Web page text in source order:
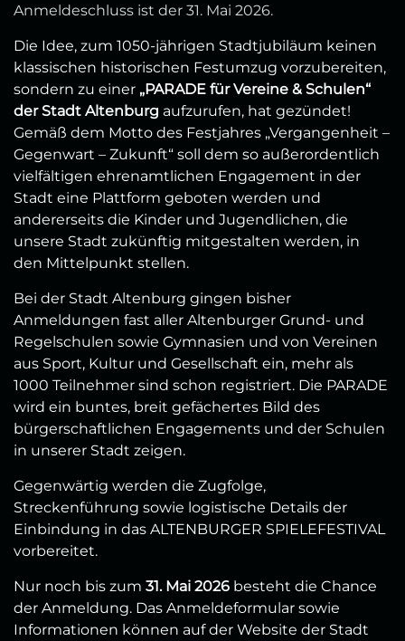
Anmeldeschluss ist der 31. Mai 2026.
Die Idee, zum 1050-jährigen Stadtjubiläum keinen
klassischen historischen Festumzug vorzubereiten,
sondern zu einer „PARADE für Vereine & Schulen“
der Stadt Altenburg aufzurufen, hat gezündet!
Gemäß dem Motto des Festjahres „Vergangenheit –
Gegenwart – Zukunft“ soll dem so außerordentlich
vielfältigen ehrenamtlichen Engagement in der
Stadt eine Plattform geboten werden und
andererseits die Kinder und Jugendlichen, die
unsere Stadt zukünftig mitgestalten werden, in
den Mittelpunkt stellen.
Bei der Stadt Altenburg gingen bisher
Anmeldungen fast aller Altenburger Grund- und
Regelschulen sowie Gymnasien und von Vereinen
aus Sport, Kultur und Gesellschaft ein, mehr als
1000 Teilnehmer sind schon registriert. Die PARADE
wird ein buntes, breit gefächertes Bild des
bürgerschaftlichen Engagements und der Schulen
in unserer Stadt zeigen.
Gegenwärtig werden die Zugfolge,
Streckenführung sowie logistische Details der
Einbindung in das ALTENBURGER SPIELEFESTIVAL
vorbereitet.
Nur noch bis zum 31. Mai 2026 besteht die Chance
der Anmeldung. Das Anmeldeformular sowie
Informationen können auf der Website der Stadt